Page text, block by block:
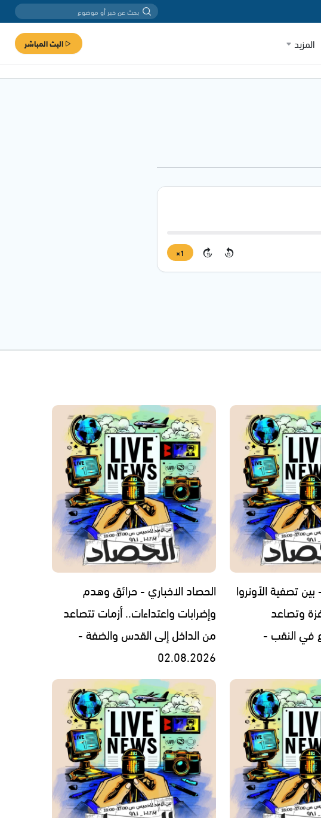
المزيد البث المباشر
15
15
1×
تصفية الأونروا
وتصاعد
في النقب -
الحصاد الاخباري - حرائق وهدم
وإضرابات واعتداءات.. أزمات تتصاعد
من الداخل إلى القدس والضفة -
02.08.2026